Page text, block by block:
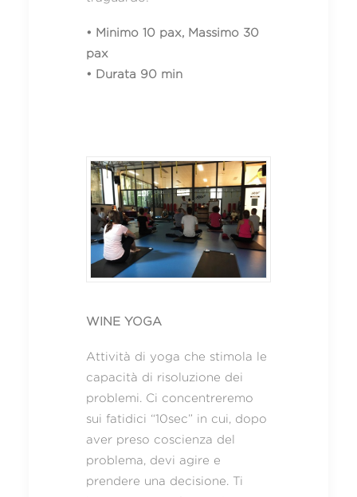
• Minimo 10 pax, Massimo 30
pax
• Durata 90 min
WINE YOGA
Attività di yoga che stimola le
capacità di risoluzione dei
problemi. Ci concentreremo
sui fatidici “10sec” in cui, dopo
aver preso coscienza del
problema, devi agire e
prendere una decisione. Ti